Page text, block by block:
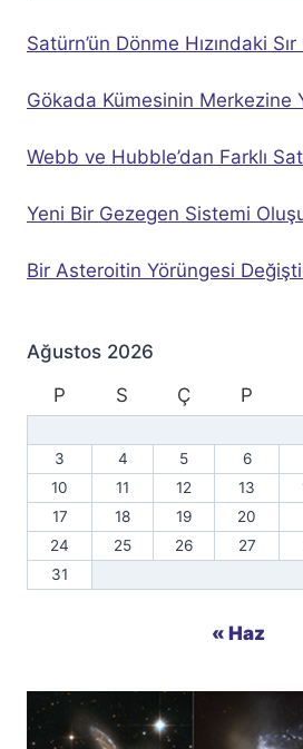
Satürn’ün Dönme Hızındaki
Gökada Kümesinin Merkezine
Webb ve Hubble’dan Farklı
Yeni Bir Gezegen Sistemi
Bir Asteroitin Yörüngesi
Ağustos 2026
P
S Ç P
3
4 5 6
10
11 12 13
17
18 19 20
24
25 26 27
31
« Haz